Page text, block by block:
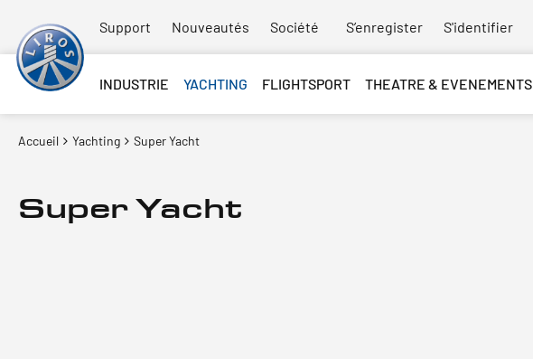
Support Nouveautés Société S’enregister S'identifier
INDUSTRIE YACHTING FLIGHTSPORT THEATRE & EVENEMENTS
Accueil Yachting Super Yacht
Super Yacht